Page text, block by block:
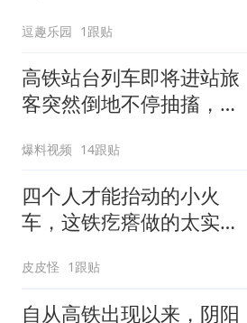
逗趣乐园 1跟贴
高铁站台列车即将进站旅
客突然倒地不停抽搐，男
爆料视频 14跟贴
四个人才能抬动的小火
车，这铁疙瘩做的太实在
皮皮怪 1跟贴
自从高铁出现以来，阴阳